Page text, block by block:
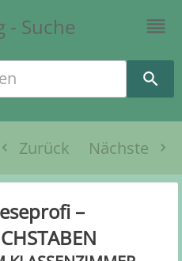
- Suche
Zurück Nächste
–